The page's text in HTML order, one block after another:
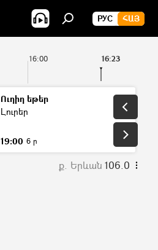
РУС ՀԱՅ
16:00 16:23
Ուղիղ եթեր
Լուրեր
19:00 6 ր
ք. Երևան 106.0